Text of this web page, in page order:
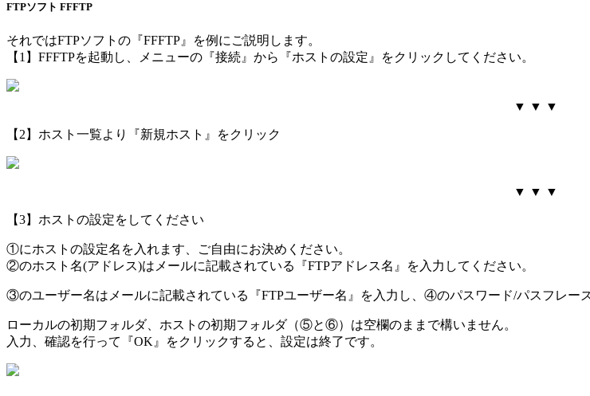
FTPソフト FFFTP
それではFTPソフトの『FFFTP』を例にご説明します。
【1】FFFTPを起動し、メニューの『接続』から『ホストの設定』をクリックしてください。
▼ ▼ ▼
【2】ホスト一覧より『新規ホスト』をクリック
▼ ▼ ▼
【3】ホストの設定をしてください
①にホストの設定名を入れます、ご自由にお決めください。
②のホスト名(アドレス)はメールに記載されている『FTPアドレス名』を入力してください。
③のユーザー名はメールに記載されている『FTPユーザー名』を入力し、④のパスワード/パスフレー
ローカルの初期フォルダ、ホストの初期フォルダ（⑤と⑥）は空欄のままで構いません。
入力、確認を行って『OK』をクリックすると、設定は終了です。